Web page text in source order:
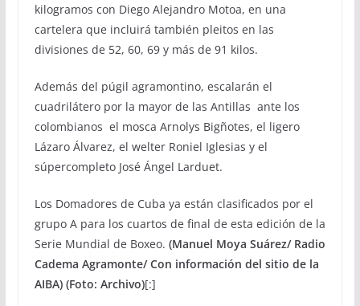
kilogramos con Diego Alejandro Motoa, en una
cartelera que incluirá también pleitos en las
divisiones de 52, 60, 69 y más de 91 kilos.
Además del púgil agramontino, escalarán el
cuadrilátero por la mayor de las Antillas ante los
colombianos el mosca Arnolys Bigñotes, el ligero
Lázaro Álvarez, el welter Roniel Iglesias y el
súpercompleto José Ángel Larduet.
Los Domadores de Cuba ya están clasificados por el
grupo A para los cuartos de final de esta edición de la
Serie Mundial de Boxeo. (Manuel Moya Suárez/ Radio
Cadema Agramonte/ Con información del sitio de la
AIBA) (Foto: Archivo)[:]